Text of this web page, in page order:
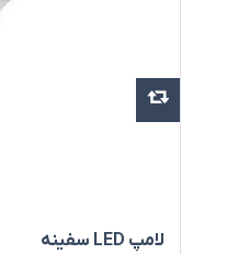
لامپ LED سفینه